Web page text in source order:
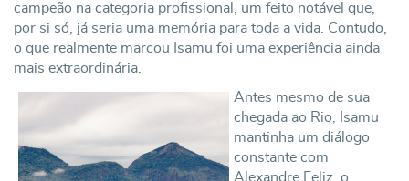
campeão na categoria profissional, um feito notável que,
por si só, já seria uma memória para toda a vida. Contudo,
o que realmente marcou Isamu foi uma experiência ainda
mais extraordinária.
Antes mesmo de sua
chegada ao Rio, Isamu
mantinha um diálogo
constante com
Alexandre Feliz, o